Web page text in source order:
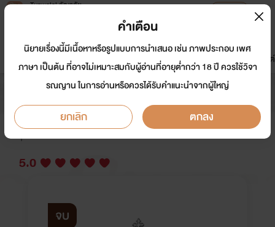
Tunwalai ธัญวลัย
หน้าแรก นิยาย อีบุ๊ก การ์ตูน
มาใหม่
ดรีมแชท ธัญลิสต์
{END}The crown | หัวใจกบฏ
นักเขียน: I'm Mynt
Y
5.0
จบ
คำเตือน
นิยายเรื่องนี้มีเนื้อหาหรือรูปแบบการนำเสนอ เช่น ภาพประกอบ เพศ
ภาษา เป็นต้น ที่อาจไม่เหมาะสมกับผู้อ่านที่อายุต่ำกว่า 18 ปี ควรใช้วิจา
รณญาน ในการอ่านหรือควรได้รับคำแนะนำจากผู้ใหญ่
ยกเลิก ตกลง